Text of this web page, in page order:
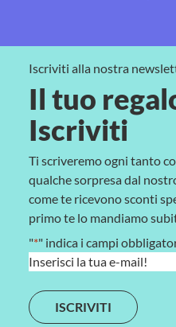
Iscriviti alla nostra
Il tuo
Iscriviti
Ti scriveremo ogni tanto
qualche sorpresa dal
come te ricevono sconti
primo te lo mandiamo
"*" indica i campi
E
a
i